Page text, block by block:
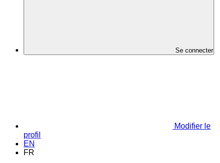
Se connecter
Modifier le
profil
EN
FR